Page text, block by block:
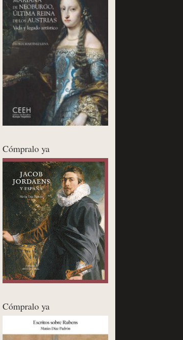
Cómpralo ya
Cómpralo ya